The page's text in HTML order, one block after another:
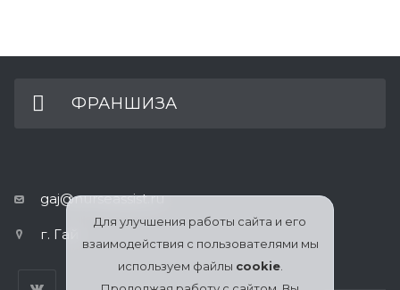
ФРАНШИЗА
gaj@nurseassist.ru
г. Гай
Для улучшения работы сайта и его
взаимодействия с пользователями мы
используем файлы cookie.